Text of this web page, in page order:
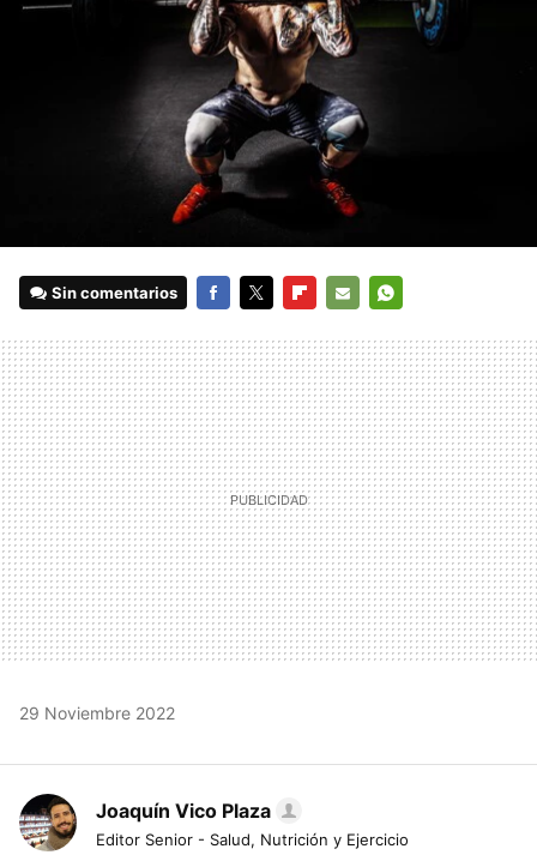
Sin comentarios
MAIL
29 Noviembre 2022
Joaquín Vico Plaza
Editor Senior - Salud, Nutrición y Ejercicio